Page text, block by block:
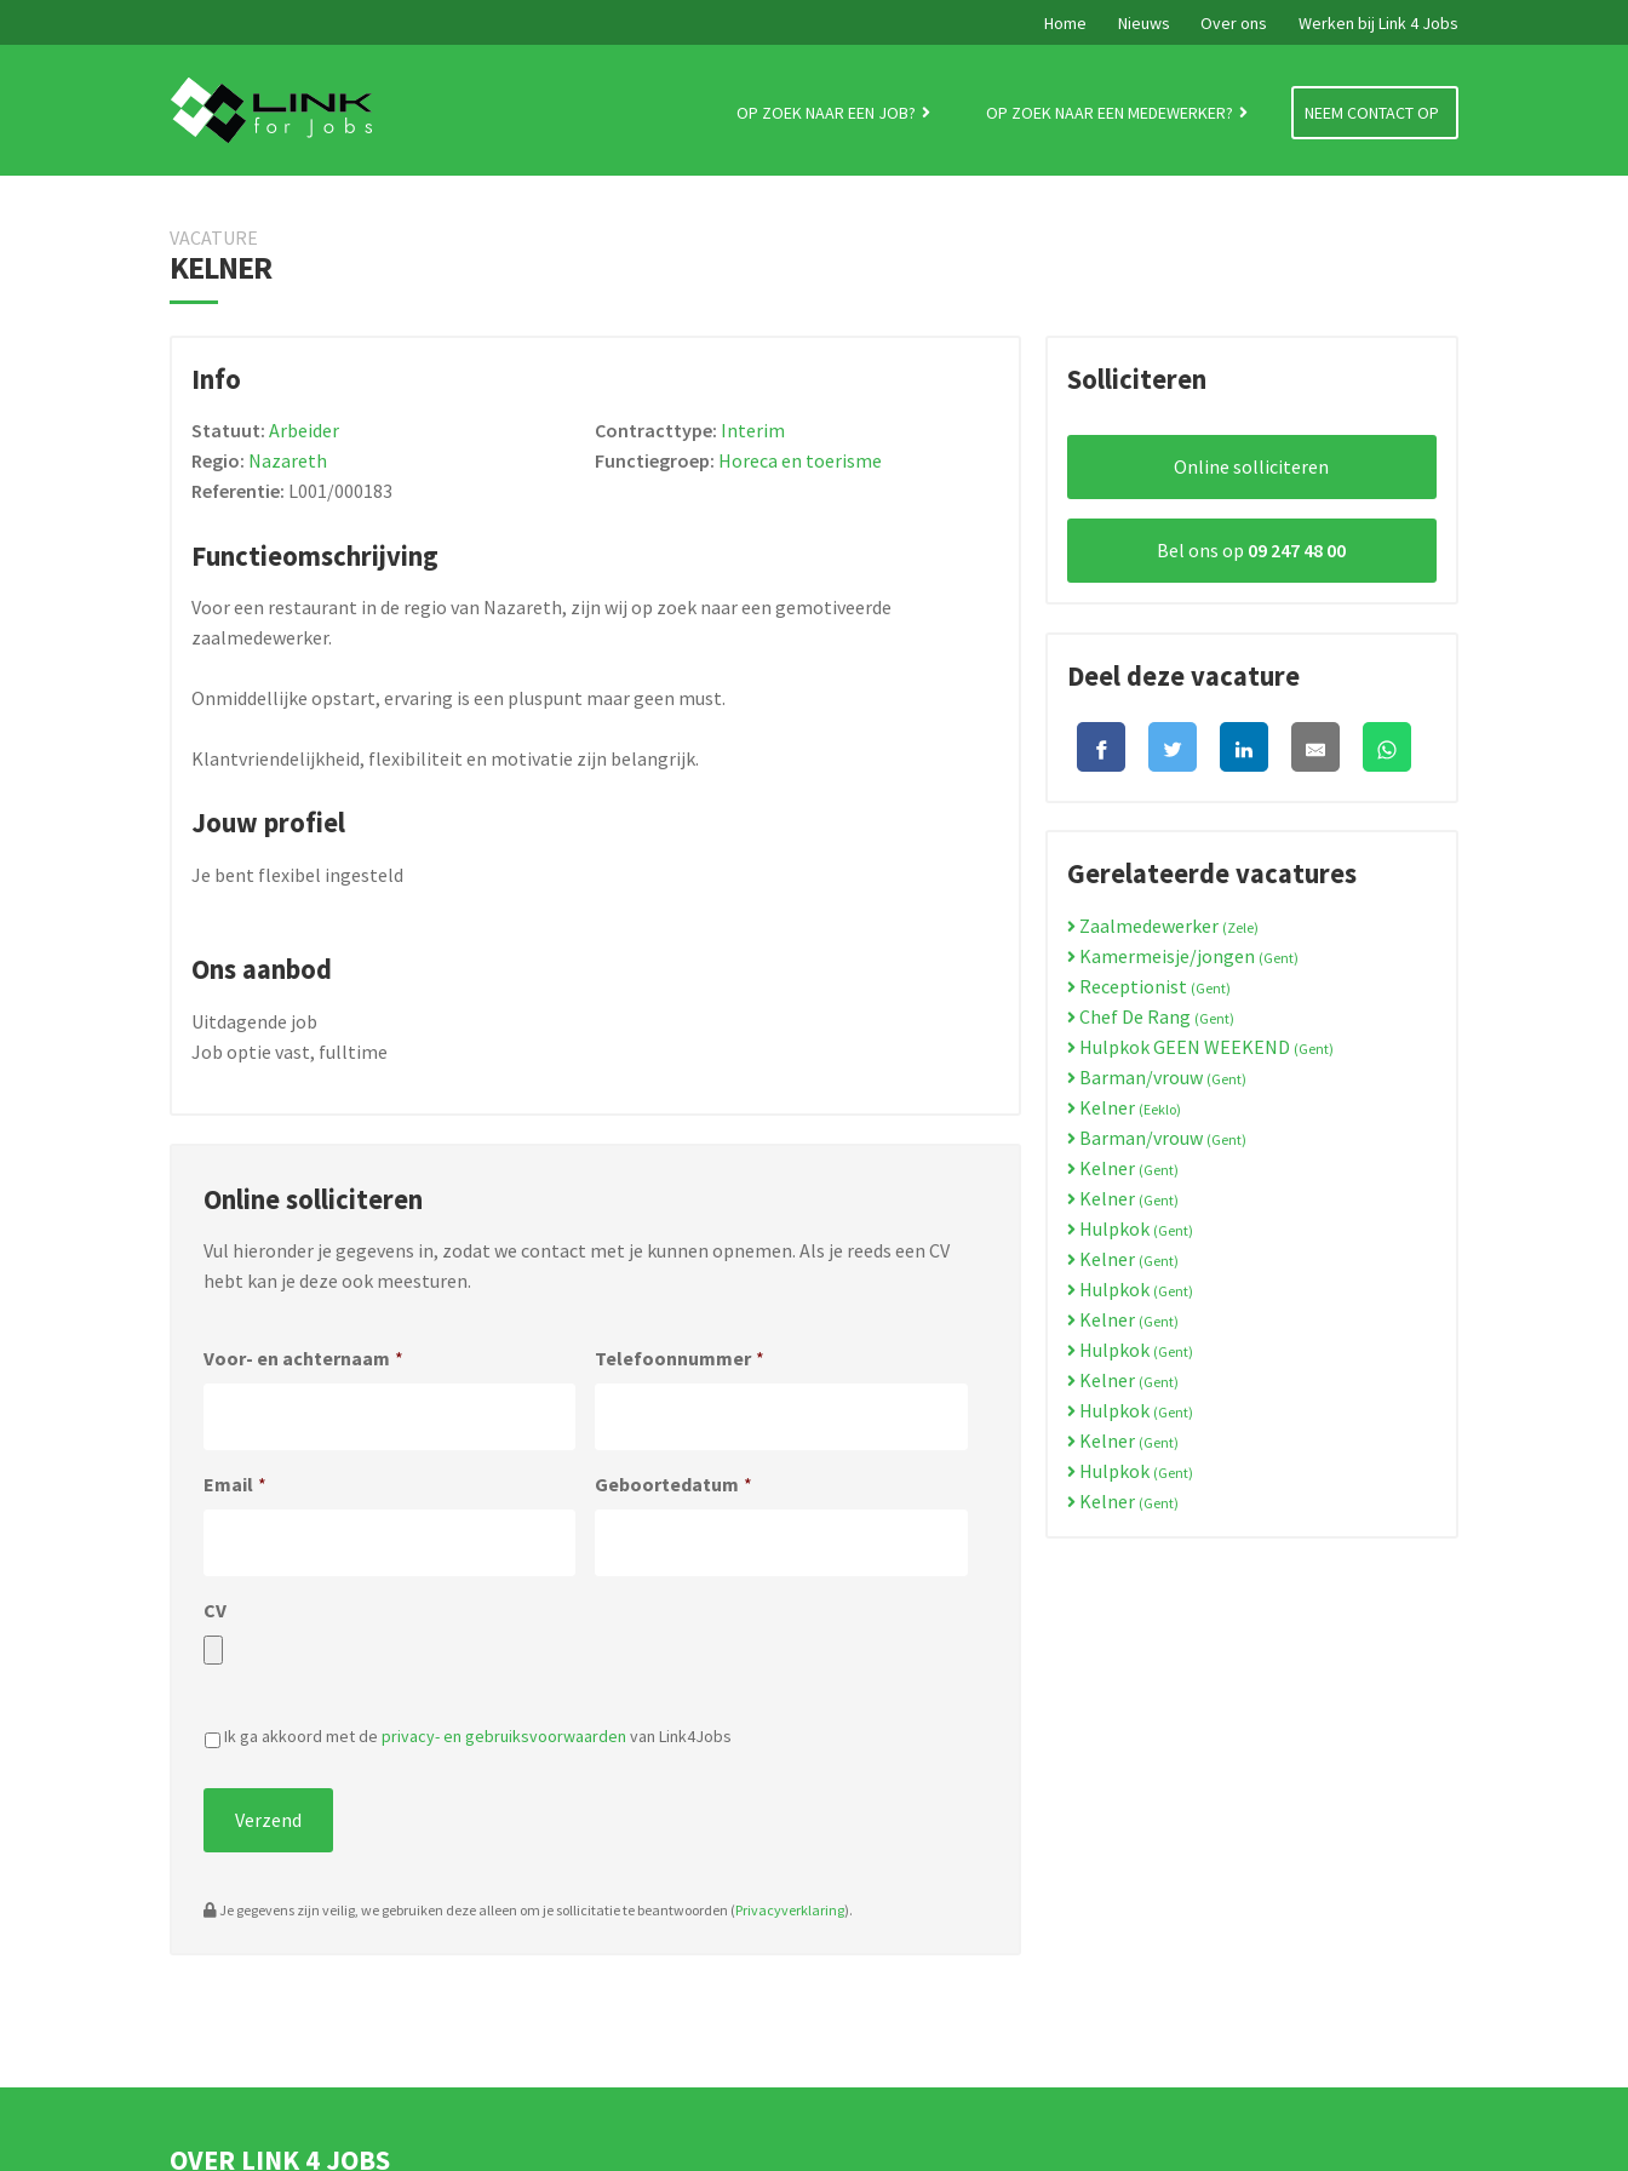
Home Nieuws Over ons Werken bij Link 4 Jobs
to
navigation
to
content
OP ZOEK NAAR EEN JOB? OP ZOEK NAAR EEN MEDEWERKER? NEEM CONTACT OP
VACATURE
KELNER
Info
Statuut:Arbeider Contracttype: Interim
Regio: Nazareth Functiegroep: Horeca en toerisme
Referentie: L001/000183
Functieomschrijving
Voor een restaurant in de regio van Nazareth, zijn wij op zoek naar een gemotiveerde
zaalmedewerker.
Onmiddellijke opstart, ervaring is een pluspunt maar geen must.
Klantvriendelijkheid, flexibiliteit en motivatie zijn belangrijk.
Jouw profiel
Je bent flexibel ingesteld
Ons aanbod
Uitdagende job
Job optie vast, fulltime
Online solliciteren
Vul hieronder je gegevens in, zodat we contact met je kunnen opnemen. Als je reeds een CV
hebt kan je deze ook meesturen.
Voor- en achternaam * Telefoonnummer *
Email * Geboortedatum *
CV
pdf,
Ik ga akkoord met de privacy- en gebruiksvoorwaarden van Link4Jobs
Je gegevens zijn veilig, we gebruiken deze alleen om je sollicitatie te beantwoorden (Privacyverklaring).
Solliciteren
Online solliciteren
Bel ons op 09 247 48 00
Deel deze vacature
Gerelateerde vacatures
Zaalmedewerker (Zele)
Kamermeisje/jongen (Gent)
Receptionist (Gent)
Chef De Rang (Gent)
Hulpkok GEEN WEEKEND (Gent)
Barman/vrouw (Gent)
Kelner (Eeklo)
Barman/vrouw (Gent)
Kelner (Gent)
Kelner (Gent)
Hulpkok (Gent)
Kelner (Gent)
Hulpkok (Gent)
Kelner (Gent)
Hulpkok (Gent)
Kelner (Gent)
Hulpkok (Gent)
Kelner (Gent)
Hulpkok (Gent)
Kelner (Gent)
OVER LINK 4 JOBS